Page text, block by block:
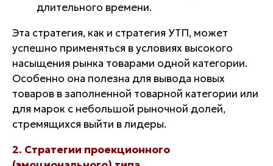
длительного времени.
Эта стратегия, как и стратегия УТП, может
успешно применяться в условиях высокого
насыщения рынка товарами одной категории.
Особенно она полезна для вывода новых
товаров в заполненной товарной категории или
для марок с небольшой рыночной долей,
стремящихся выйти в лидеры.
2. Стратегии проекционного